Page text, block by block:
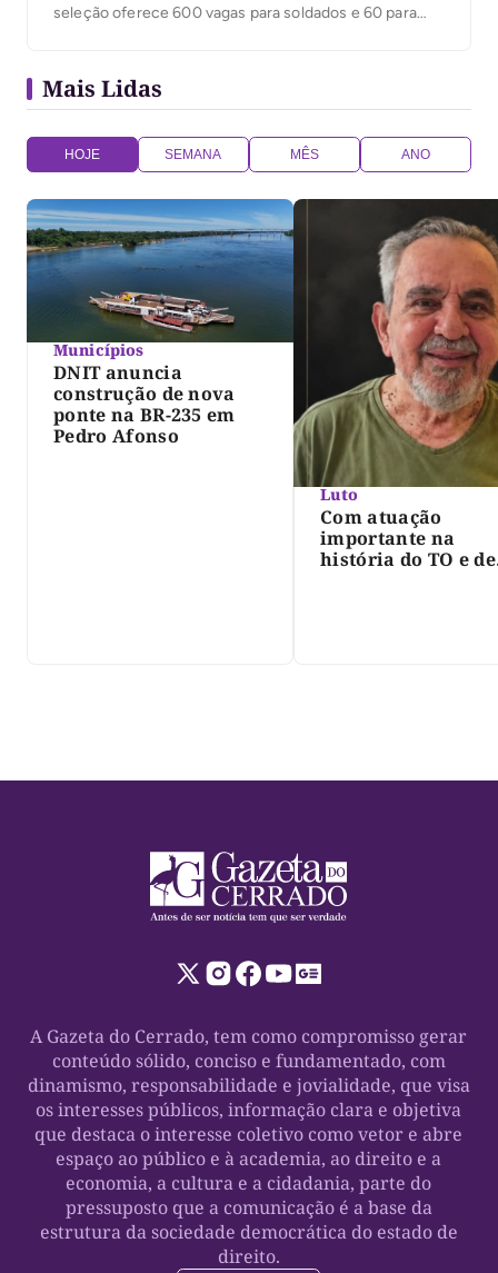
seleção oferece 600 vagas para soldados e 60 para
feira (15) às 16h. Essa nova decisão, publicada pela […]
Mais Lidas
HOJE SEMANA MÊS ANO
Municípios
DNIT anuncia
construção de nova
ponte na BR-235 em
Pedro Afonso
Luto
Com atuação
importante na
história do TO e de
A Gazeta do Cerrado, tem como compromisso gerar
conteúdo sólido, conciso e fundamentado, com
dinamismo, responsabilidade e jovialidade, que visa
os interesses públicos, informação clara e objetiva
que destaca o interesse coletivo como vetor e abre
espaço ao público e à academia, ao direito e a
economia, a cultura e a cidadania, parte do
pressuposto que a comunicação é a base da
estrutura da sociedade democrática do estado de
direito.